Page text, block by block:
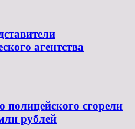
агентства
полицейского сгорели
рублей